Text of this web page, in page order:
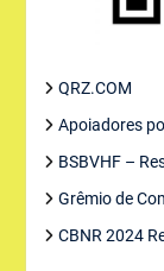
QRZ.COM
Apoiadores
BSBVHF –
Grêmio de
CBNR 2024